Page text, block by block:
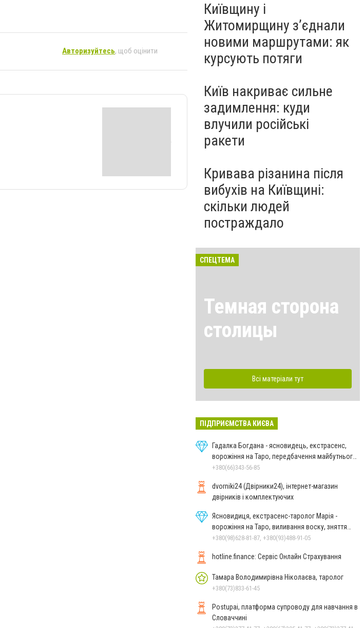
Авторизуйтесь, щоб оцінити
Київщину і
Житомирщину з’єднали
новими маршрутами: як
курсують потяги
Київ накриває сильне
задимлення: куди
влучили російські
ракети
Кривава різанина після
вибухів на Київщині:
скільки людей
постраждало
СПЕЦТЕМА
Темная сторона
столицы
Всі матеріали тут
ПІДПРИЄМСТВА КИЄВА
Гадалка Богдана - ясновидець, екстрасенс,
ворожіння на Таро, передбачення майбутнього,
зняття порчі
+380(66)343-56-85
dvorniki24 (Двірники24), інтернет-магазин
двірників і комплектуючих
Ясновидиця, екстрасенс-таролог Марія -
ворожіння на Таро, виливання воску, зняття
порчі, постановка
+380(98)628-81-87, +380(93)488-91-05
hotline.finance: Сервіс Онлайн Страхування
Тамара Володимирівна Ніколаєва, таролог
+380(73)833-61-45
Postupai, платформа супроводу для навчання в
Словаччині